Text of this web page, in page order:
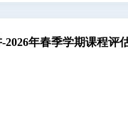
2026年春季学期课程评